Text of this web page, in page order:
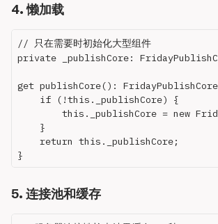
4. 懒加载
// 只在需要时初始化大型组件
private _publishCore:
get publishCore():
    if (!this._publishCore) {
this._publishCore = new
    }
    return this._publishCore;
5. 连接池和缓存